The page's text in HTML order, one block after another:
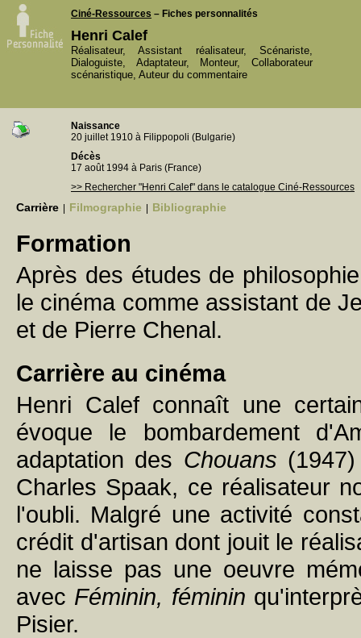
Ciné-Ressources – Fiches personnalités
Henri Calef
Réalisateur, Assistant réalisateur, Scénariste,
Dialoguiste, Adaptateur, Monteur, Collaborateur
scénaristique, Auteur du commentaire
Naissance
20 juillet 1910 à Filippopoli (Bulgarie)
Décès
17 août 1994 à Paris (France)
>> Rechercher "Henri Calef" dans le catalogue Ciné-Ressources
Carrière Filmographie Bibliographie
Formation
Après des études de
le cinéma comme assistant de
et de Pierre Chenal.
Carrière au cinéma
Henri Calef connaît une
évoque le bombardement
adaptation des Chouans
Charles Spaak, ce réalisateur
l'oubli. Malgré une activité
crédit d'artisan dont jouit le
ne laisse pas une oeuvre
avec Féminin, féminin
Pisier.